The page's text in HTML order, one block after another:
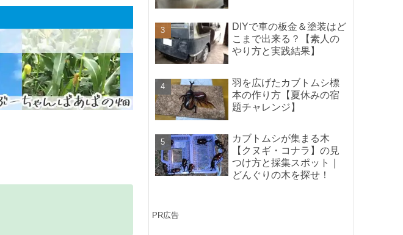
DIYで車の板金＆塗装はど
こまで出来る？【素人の
やり方と実践結果】
羽を広げたカブトムシ標
本の作り方【夏休みの宿
題チャレンジ】
カブトムシが集まる木
【クヌギ・コナラ】の見
つけ方と採集スポット｜
どんぐりの木を探せ！
PR広告